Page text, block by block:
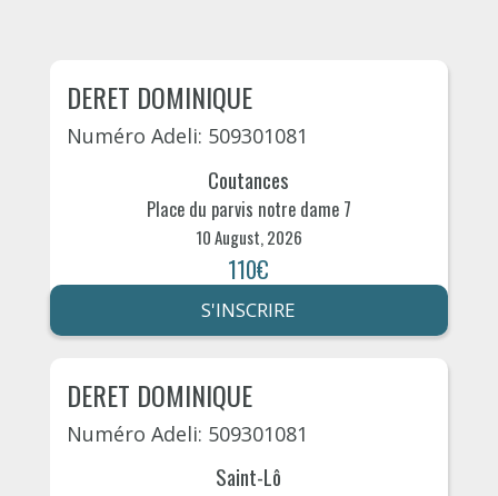
DERET DOMINIQUE
Numéro Adeli: 509301081
Coutances
Place du parvis notre dame 7
10 August, 2026
110€
S'INSCRIRE
DERET DOMINIQUE
Numéro Adeli: 509301081
Saint-Lô